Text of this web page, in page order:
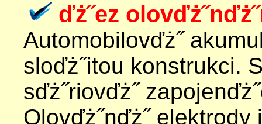
ďż˝ez
Automobilovďż˝
sloďż˝itou konstrukci.
sďż˝riovďż˝
Olovďż˝nďż˝ elektrody